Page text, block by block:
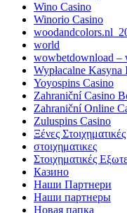
Wino Casino
Winorio Casino
world
wowbetdownload –
Wypłacalne
Yoyospins Casino
Zahraniční Casino
Zahraniční Online
Zuluspins Casino
Ξένες Στοιχηματικές
στοιχηματικες
Στοιχηματικές
Казино
Наши Партнери
Наши партнеры
Новая папка